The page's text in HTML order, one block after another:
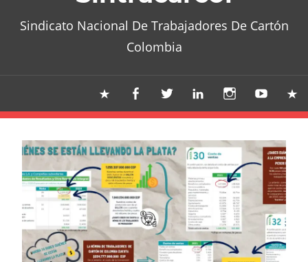
Sindicato Nacional De Trabajadores De Cartón
Colombia